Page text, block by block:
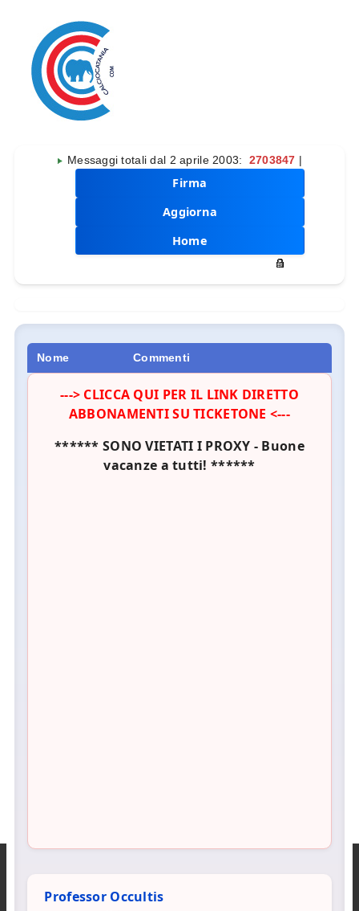
Messaggi totali dal 2 aprile 2003: 2703847 |
Firma
Aggiorna
Home
Nome Commenti
---> CLICCA QUI PER IL LINK DIRETTO
ABBONAMENTI SU TICKETONE <---
****** SONO VIETATI I PROXY - Buone
vacanze a tutti! ******
Professor Occultis